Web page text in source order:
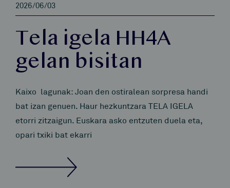
2026/06/03
Tela igela HH4A
gelan bisitan
Kaixo lagunak: Joan den ostiralean sorpresa handi
bat izan genuen. Haur hezkuntzara TELA IGELA
etorri zitzaigun. Euskara asko entzuten duela eta,
opari txiki bat ekarri